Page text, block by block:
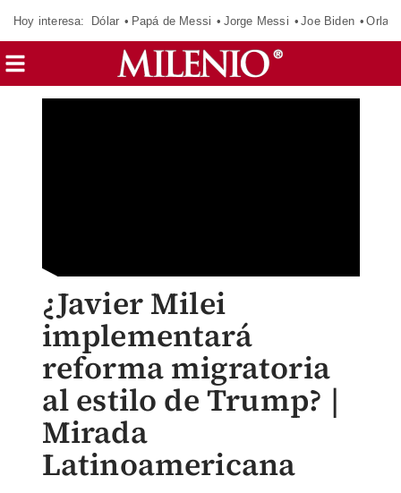
Hoy interesa: Dólar Papá de Messi Jorge Messi Joe Biden
¿Javier Milei
implementará
reforma migratoria
al estilo de Trump? |
Mirada
Latinoamericana